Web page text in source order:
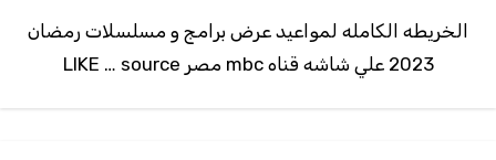
الخريطه الكامله لمواعيد عرض برامج و مسلسلات رمضان
2023 علي شاشه قناه mbc مصر LIKE … source